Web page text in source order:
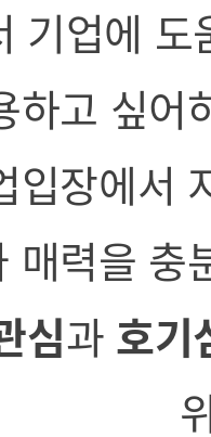
기업에
하고 싶어
입장에서
매력을 충
심과 호기